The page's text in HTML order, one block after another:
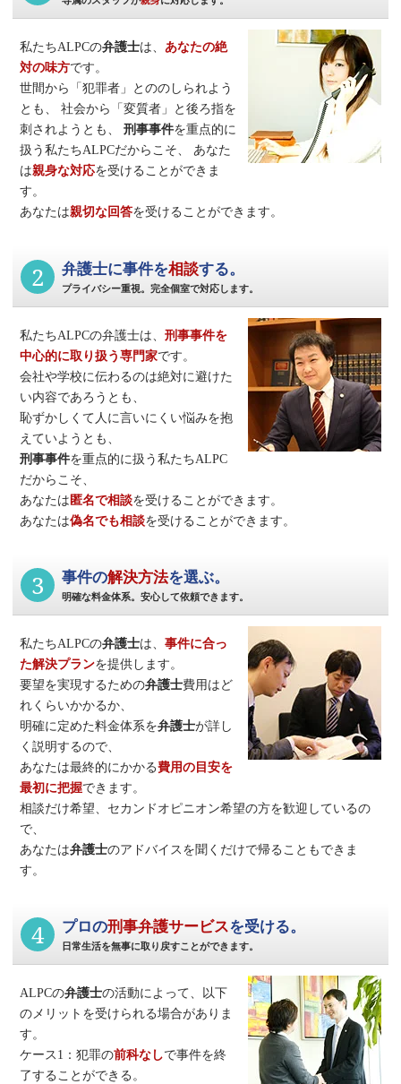
私たちALPCの弁護士は、あなたの絶
対の味方です。
世間から「犯罪者」とののしられよう
とも、
社会から「変質者」と後ろ指を
刺されようとも、
刑事事件を重点的に
扱う私たちALPCだからこそ、
あなた
は親身な対応を受けることができま
す。
あなたは親切な回答を受けることができます。
2 弁護士に事件を相談する。
プライバシー重視。完全個室で対応します。
私たちALPCの弁護士は、刑事事件を
中心的に取り扱う専門家です。
会社や学校に伝わるのは絶対に避けた
い内容であろうとも、
恥ずかしくて人に言いにくい悩みを抱
えていようとも、
刑事事件を重点的に扱う私たちALPC
だからこそ、
あなたは匿名で相談を受けることができます。
あなたは偽名でも相談を受けることができます。
3 事件の解決方法を選ぶ。
明確な料金体系。安心して依頼できます。
私たちALPCの弁護士は、事件に合っ
た解決プランを提供します。
要望を実現するための弁護士費用はど
れくらいかかるか、
明確に定めた料金体系を弁護士が詳し
く説明するので、
あなたは最終的にかかる費用の目安を
最初に把握できます。
相談だけ希望、セカンドオピニオン希望の方を歓迎しているの
で、
あなたは弁護士のアドバイスを聞くだけで帰ることもできま
す。
4 プロの刑事弁護サービスを受ける。
日常生活を無事に取り戻すことができます。
ALPCの弁護士の活動によって、以下
のメリットを受けられる場合がありま
す。
ケース1：犯罪の前科なしで事件を終
了することができる。